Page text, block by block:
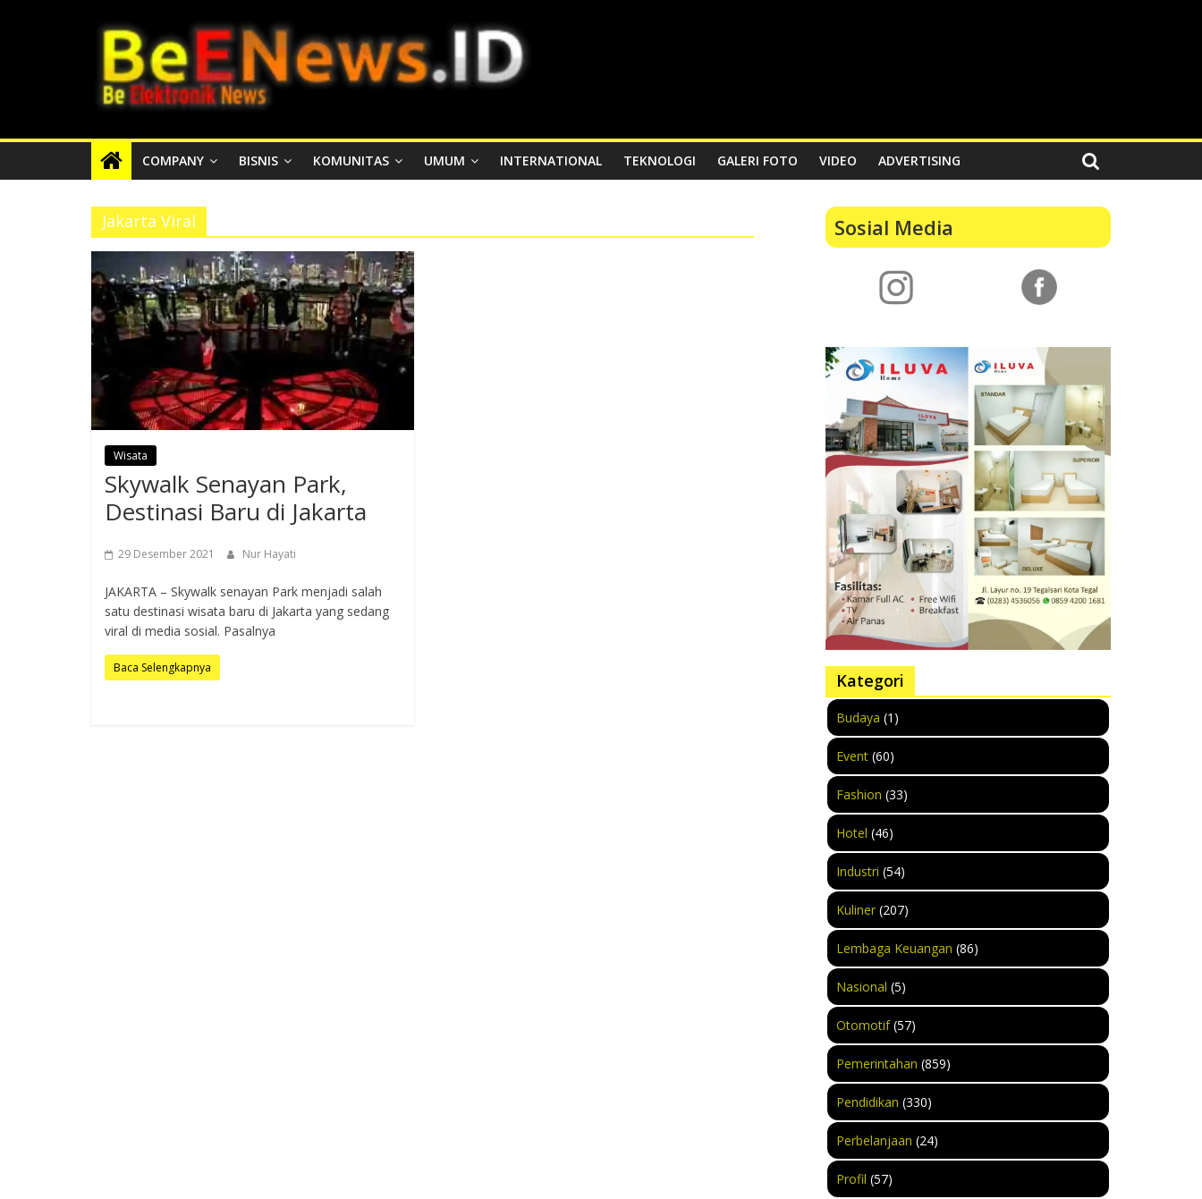
BEENEWS.ID
Media
Informasi
Nasional
dan
Internasional
COMPANY BISNIS KOMUNITAS UMUM INTERNATIONAL TEKNOLOGI GALERI FOTO VIDEO ADVERTISING
Jakarta Viral
Wisata
Skywalk Senayan Park,
Destinasi Baru di Jakarta
29 Desember 2021 Nur Hayati
JAKARTA – Skywalk senayan Park menjadi salah
satu destinasi wisata baru di Jakarta yang sedang
viral di media sosial. Pasalnya
Baca Selengkapnya
Sosial Media
Kategori
Budaya (1)
Event(60)
Fashion (33)
Hotel (46)
Industri (54)
Kuliner(207)
Lembaga Keuangan (86)
Nasional (5)
Otomotif(57)
Pemerintahan (859)
Pendidikan (330)
Perbelanjaan (24)
Profil (57)